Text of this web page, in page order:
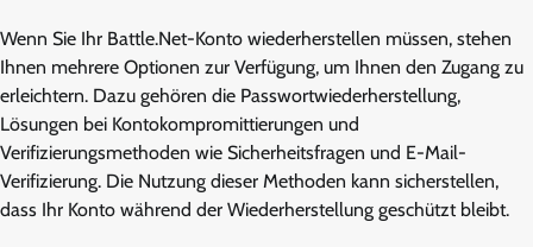
Wenn Sie Ihr Battle.Net-Konto wiederherstellen müssen, stehen
Ihnen mehrere Optionen zur Verfügung, um Ihnen den Zugang zu
erleichtern. Dazu gehören die Passwortwiederherstellung,
Lösungen bei Kontokompromittierungen und
Verifizierungsmethoden wie Sicherheitsfragen und E-Mail-
Verifizierung. Die Nutzung dieser Methoden kann sicherstellen,
dass Ihr Konto während der Wiederherstellung geschützt bleibt.